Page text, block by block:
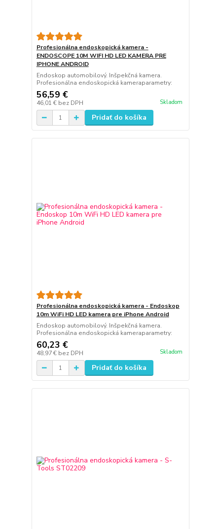
Profesionálna endoskopická kamera -
ENDOSCOPE 10M WIFI HD LED KAMERA PRE
IPHONE ANDROID
Endoskop automobilový. Inšpekčná kamera.
Profesionálna endoskopická kameraparametry:
56,59 €
46,01 € bez DPH Skladom
Pridať do košíka
Profesionálna endoskopická kamera - Endoskop
10m WiFi HD LED kamera pre iPhone Android
Endoskop automobilový. Inšpekčná kamera.
Profesionálna endoskopická kameraparametry:
60,23 €
48,97 € bez DPH Skladom
Pridať do košíka